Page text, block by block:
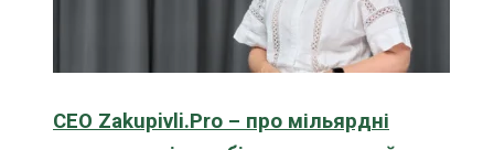
CEO Zakupivli.Pro – про мільярдні